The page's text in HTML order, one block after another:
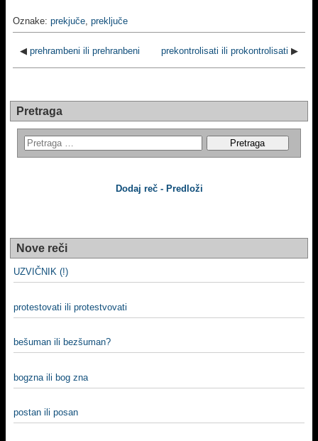
Oznake: prekjuče, preključe
◀ prehrambeni ili prehranbeni prekontrolisati ili prokontrolisati ▶
Pretraga
Dodaj reč - Predloži
Nove reči
UZVIČNIK (!)
protestovati ili protestvovati
bešuman ili bezšuman?
bogzna ili bog zna
postan ili posan